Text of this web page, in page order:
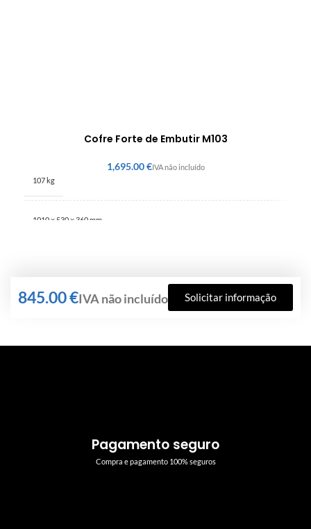
Cofre Forte de Embutir M103
€
107 kg
1010 × 530 × 360 mm
€ Solicitar informação
Pagamento seguro
Compra e pagamento 100% seguros